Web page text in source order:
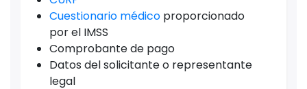
Cuestionario médico proporcionado
por el IMSS
Comprobante de pago
Datos del solicitante o representante
legal